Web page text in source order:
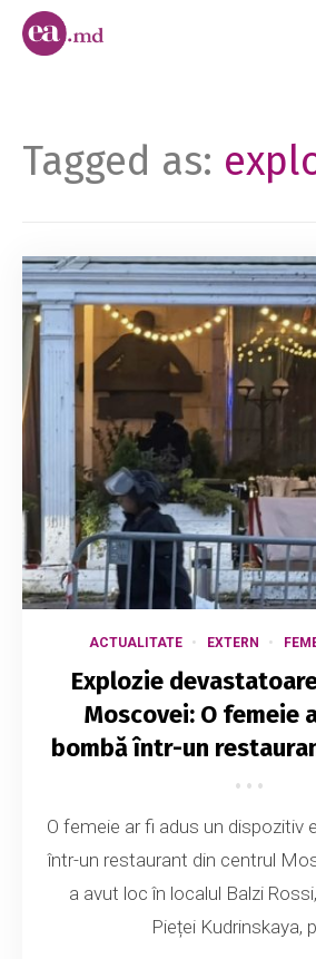
Tagged as:
ACTUALITATE EXTERN
Explozie
Moscovei: O femeie
bombă într-un
O femeie ar fi adus un dispozitiv
într-un restaurant din centrul
a avut loc în localul Balzi
Pieței Kudrinskaya,